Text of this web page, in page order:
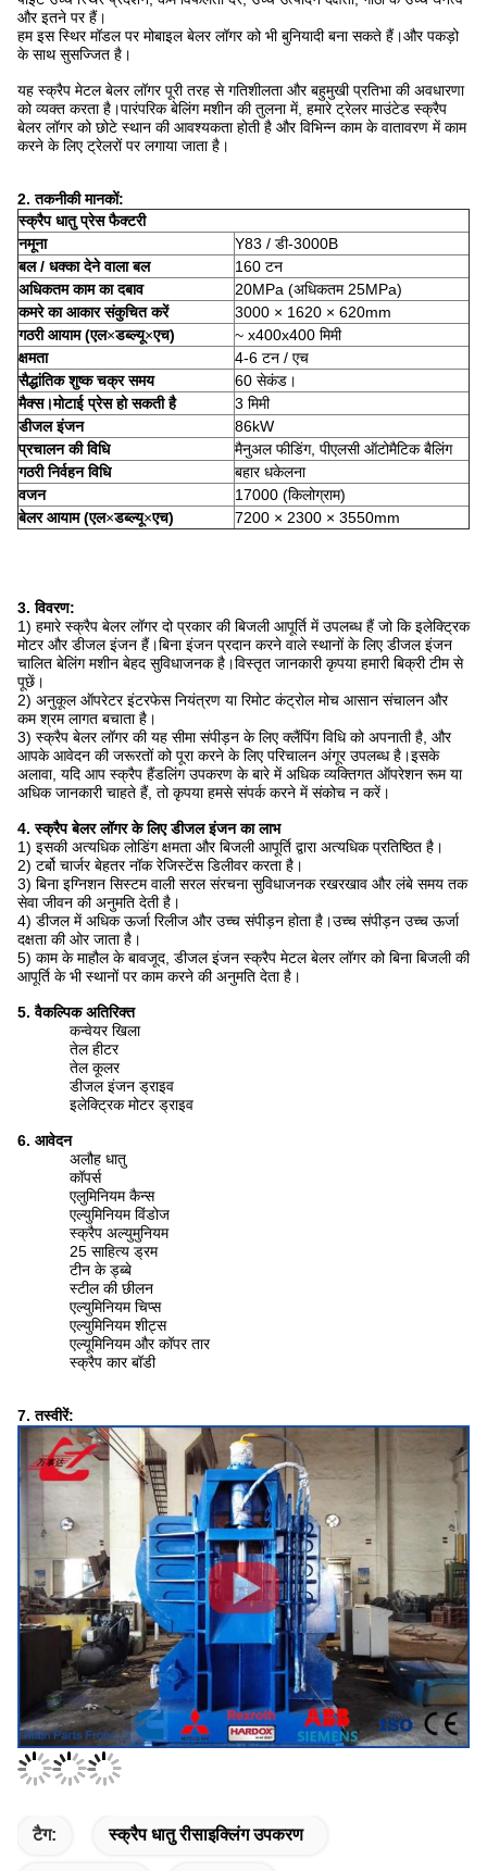
और इतने पर हैं।
हम इस स्थिर मॉडल पर मोबाइल बेलर लॉगर को भी बुनियादी बना सकते हैं।और पकड़ो
के साथ सुसज्जित है।
यह स्क्रैप मेटल बेलर लॉगर पूरी तरह से गतिशीलता और बहुमुखी प्रतिभा की अवधारणा
को व्यक्त करता है।पारंपरिक बेलिंग मशीन की तुलना में, हमारे ट्रेलर माउंटेड स्क्रैप
बेलर लॉगर को छोटे स्थान की आवश्यकता होती है और विभिन्न काम के वातावरण में काम
करने के लिए ट्रेलरों पर लगाया जाता है।
2. तकनीकी मानकों:
स्क्रैप धातु प्रेस फैक्टरी
नमूना
Y83 / डी-3000B
बल / धक्का देने वाला बल
160 टन
अधिकतम काम का दबाव
20MPa (अधिकतम 25MPa)
कमरे का आकार संकुचित करें
3000 × 1620 × 620mm
गठरी आयाम (एल×डब्ल्यू×एच)
~ x400x400 मिमी
क्षमता
4-6 टन / एच
सैद्धांतिक शुष्क चक्र समय
60 सेकंड।
मैक्स।मोटाई प्रेस हो सकती है
3 मिमी
डीजल इंजन
86kW
प्रचालन की विधि
मैनुअल फीडिंग, पीएलसी ऑटोमैटिक बैलिंग
गठरी निर्वहन विधि
बहार धकेलना
वजन
17000 (किलोग्राम)
बेलर आयाम (एल×डब्ल्यू×एच) 7200 × 2300 × 3550mm
3. विवरण:
1) हमारे स्क्रैप बेलर लॉगर दो प्रकार की बिजली आपूर्ति में उपलब्ध हैं जो कि इलेक्ट्रिक
मोटर और डीजल इंजन हैं।बिना इंजन प्रदान करने वाले स्थानों के लिए डीजल इंजन
चालित बेलिंग मशीन बेहद सुविधाजनक है।विस्तृत जानकारी कृपया हमारी बिक्री टीम से
पूछें।
2) अनुकूल ऑपरेटर इंटरफेस नियंत्रण या रिमोट कंट्रोल मोच आसान संचालन और
कम श्रम लागत बचाता है।
3) स्क्रैप बेलर लॉगर की यह सीमा संपीड़न के लिए क्लैंपिंग विधि को अपनाती है, और
आपके आवेदन की जरूरतों को पूरा करने के लिए परिचालन अंगूर उपलब्ध है।इसके
अलावा, यदि आप स्क्रैप हैंडलिंग उपकरण के बारे में अधिक व्यक्तिगत ऑपरेशन रूम या
अधिक जानकारी चाहते हैं, तो कृपया हमसे संपर्क करने में संकोच न करें।
4. स्क्रैप बेलर लॉगर के लिए डीजल इंजन का लाभ
1) इसकी अत्यधिक लोडिंग क्षमता और बिजली आपूर्ति द्वारा अत्यधिक प्रतिष्ठित है।
2) टर्बो चार्जर बेहतर नॉक रेजिस्टेंस डिलीवर करता है।
3) बिना इग्निशन सिस्टम वाली सरल संरचना सुविधाजनक रखरखाव और लंबे समय तक
सेवा जीवन की अनुमति देती है।
4) डीजल में अधिक ऊर्जा रिलीज और उच्च संपीड़न होता है।उच्च संपीड़न उच्च ऊर्जा
दक्षता की ओर जाता है।
5) काम के माहौल के बावजूद, डीजल इंजन स्क्रैप मेटल बेलर लॉगर को बिना बिजली की
आपूर्ति के भी स्थानों पर काम करने की अनुमति देता है।
5. वैकल्पिक अतिरिक्त
कन्वेयर खिला
तेल हीटर
तेल कूलर
डीजल इंजन ड्राइव
इलेक्ट्रिक मोटर ड्राइव
6. आवेदन
अलौह धातु
कॉपर्स
एलुमिनियम कैन्स
एल्युमिनियम विंडोज
स्क्रैप अल्युमुनियम
25 साहित्य ड्रम
टीन के ड्ब्बे
स्टील की छीलन
एल्युमिनियम चिप्स
एल्युमिनियम शीट्स
एल्यूमिनियम और कॉपर तार
स्क्रैप कार बॉडी
7. तस्वीरें:
टैग: स्क्रैप धातु रीसाइक्लिंग उपकरण